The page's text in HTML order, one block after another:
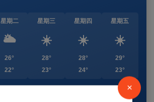
星期二
🌥️
26°
22°
星期三
☀️
28°
23°
星期四
☀️
28°
24°
星期五
☀️
29°
23°
×